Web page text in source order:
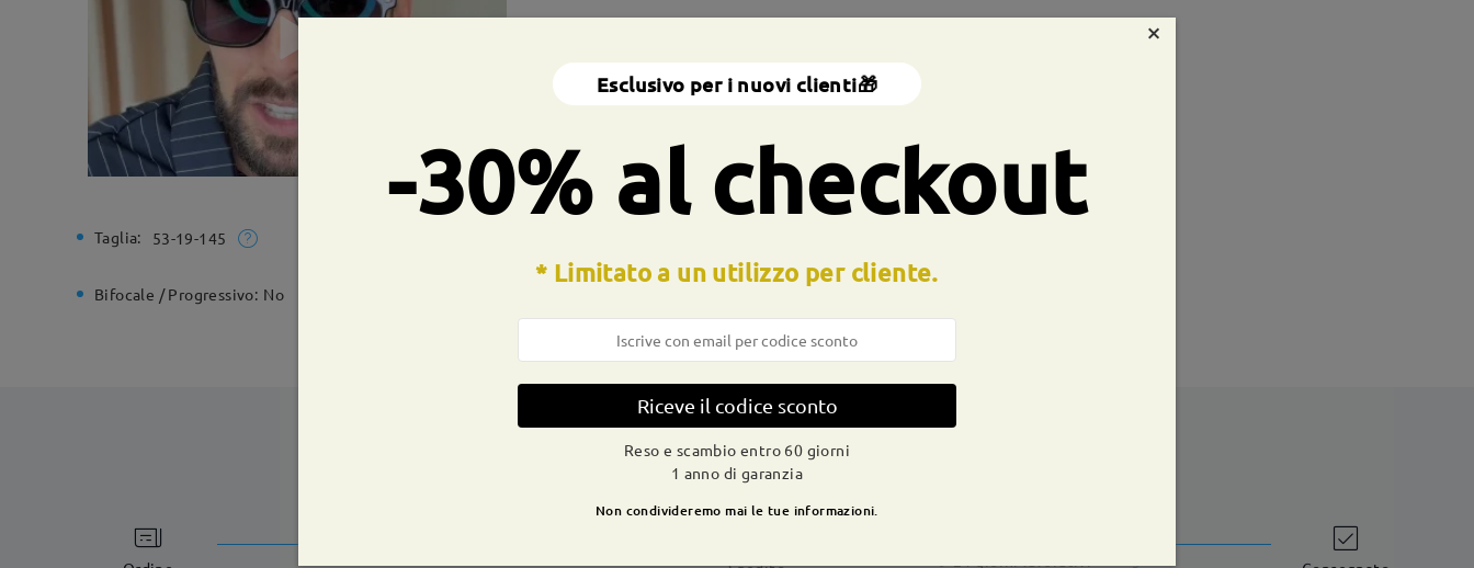
Taglia: 53-19-145
Bifocale / Progressivo: No
CONSEGNA
×
Esclusivo per i nuovi clienti🎁
-30% al checkout
* Limitato a un utilizzo per cliente.
Riceve il codice sconto
Reso e scambio entro 60 giorni
1 anno di garanzia
Non condivideremo mai le tue informazioni.